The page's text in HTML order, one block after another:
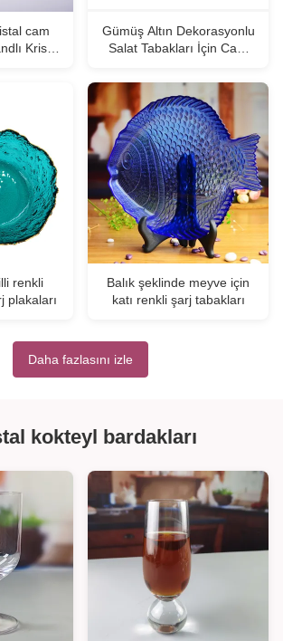
cam
Kristal
Gümüş Altın Dekorasyonlu
Salat Tabakları İçin Cam
renkli
plakaları
Balık şeklinde meyve için
katı renkli şarj tabakları
Daha fazlasını izle
kokteyl bardakları